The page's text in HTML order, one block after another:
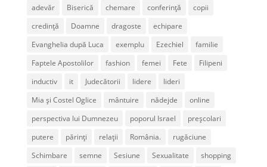
adevăr Biserică chemare conferință
copii
credință
Doamne dragoste
echipare
Evanghelia după Luca
exemplu Ezechiel
familie
Faptele Apostolilor
fashion femei Fete
Filipeni
inductiv
it Judecătorii lidere
lideri
Mia și Costel Oglice
mântuire nădejde
online
perspectiva lui Dumnezeu
poporul Israel
preșcolari
putere
părinți relații România.
rugăciune
Schimbare
semne Sesiune Sexualitate
shopping